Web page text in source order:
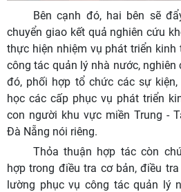
Bên cạnh đó, hai bên sẽ
chuyển giao kết quả nghiên cứu
thực hiện nhiệm vụ phát triển kinh
công tác quản lý nhà nước,
đó, phối hợp tổ chức các sự
học các cấp phục vụ phát triển
con người khu vực miền Trung -
Đà Nẵng nói riêng.
Thỏa thuận hợp tác còn
hợp trong điều tra cơ bản, điều
lường phục vụ công tác quản lý